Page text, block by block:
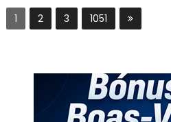
1 2 3 1051